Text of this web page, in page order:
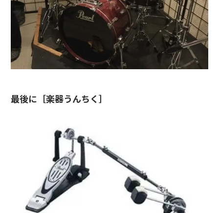
最後に［楽器うんちく］